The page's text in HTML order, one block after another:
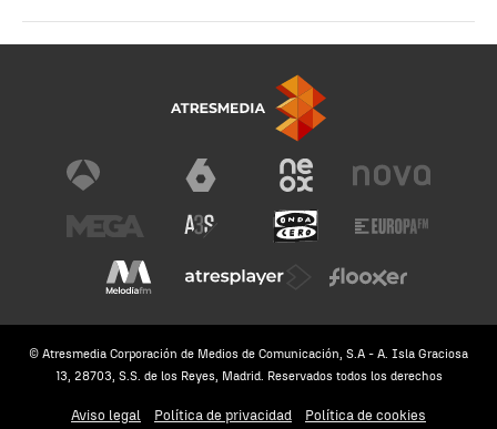
© Atresmedia Corporación de Medios de Comunicación, S.A - A. Isla Graciosa
13, 28703, S.S. de los Reyes, Madrid. Reservados todos los derechos
Aviso legal Política de privacidad Política de cookies